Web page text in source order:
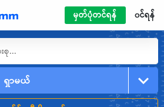
မှတ်ပုံတင်ရန် ၀င်ရန်
ရှာမယ်